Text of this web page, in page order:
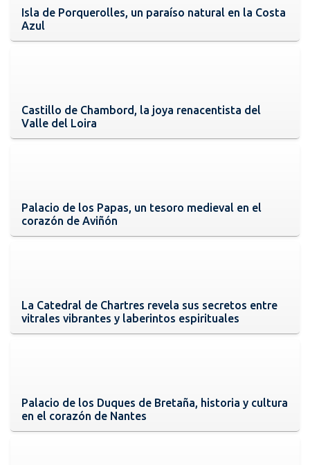
Isla de Porquerolles, un paraíso natural en la Costa
Azul
Castillo de Chambord, la joya renacentista del
Valle del Loira
Palacio de los Papas, un tesoro medieval en el
corazón de Aviñón
La Catedral de Chartres revela sus secretos entre
vitrales vibrantes y laberintos espirituales
Palacio de los Duques de Bretaña, historia y cultura
en el corazón de Nantes